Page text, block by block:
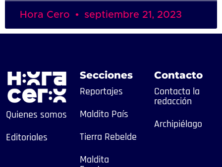
Hora Cero septiembre 21, 2023
Quienes somos
Editoriales
Secciones
Reportajes
Maldito País
Tierra Rebelde
Maldita
Contacto
Contacta la
redacción
Archipiélago